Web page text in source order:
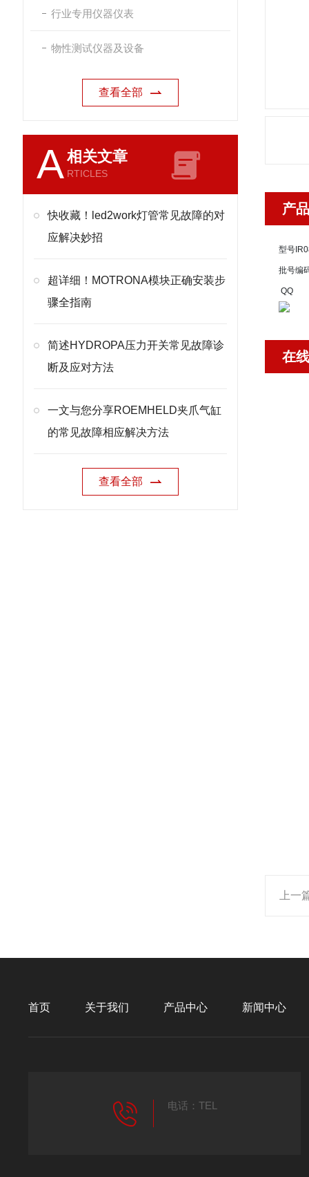
行业专用仪器仪表
物性测试仪器及设备
查看全部
A相关文章
RTICLES
快收藏！led2work灯管常见故障的对
应解决妙招
超详细！MOTRONA模块正确安装步
骤全指南
简述HYDROPA压力开关常见故障诊
断及应对方法
一文与您分享ROEMHELD夹爪气缸
的常见故障相应解决方法
查看全部
产
型号
批号编
QQ
在
上一
首页 关于我们 产品中心 新闻中心
电话：TEL